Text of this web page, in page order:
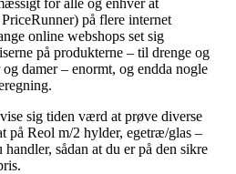
på flere internet
online webshops set sig
på produkterne – til drenge og
damer – enormt, og endda nogle
sig tiden værd at prøve diverse
på Reol m/2 hylder, egetræ/glas –
sådan at du er på den sikre